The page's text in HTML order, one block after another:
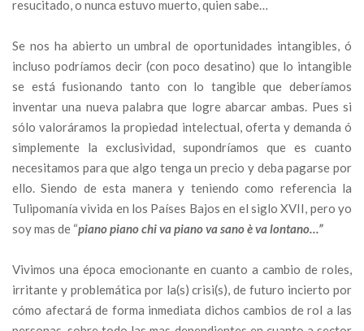
resucitado, o nunca estuvo muerto, quien sabe…
Se nos ha abierto un umbral de oportunidades intangibles, ó
incluso podríamos decir (con poco desatino) que lo intangible
se está fusionando tanto con lo tangible que deberíamos
inventar una nueva palabra que logre abarcar ambas. Pues si
sólo valoráramos la propiedad intelectual, oferta y demanda ó
simplemente la exclusividad, supondríamos que es cuanto
necesitamos para que algo tenga un precio y deba pagarse por
ello. Siendo de esta manera y teniendo como referencia la
Tulipomanía vivida en los Países Bajos en el siglo XVII, pero yo
soy mas de “piano piano chi va piano va sano è va lontano…”
Vivimos una época emocionante en cuanto a cambio de roles,
irritante y problemática por la(s) crisi(s), de futuro incierto por
cómo afectará de forma inmediata dichos cambios de rol a las